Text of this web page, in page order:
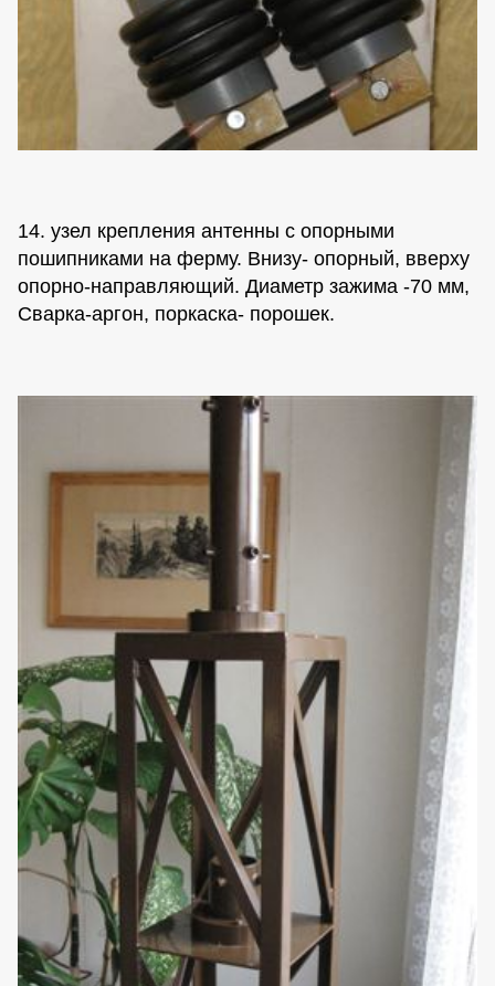
14. узел крепления антенны с опорными
пошипниками на ферму. Внизу- опорный, вверху
опорно-направляющий. Диаметр зажима -70 мм,
Сварка-аргон, поркаска- порошек.